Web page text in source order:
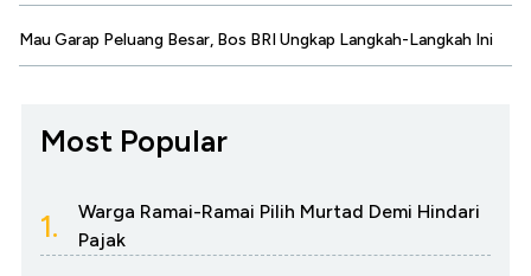
Mau Garap Peluang Besar, Bos BRI Ungkap Langkah-Langkah Ini
Most Popular
1.
Warga Ramai-Ramai Pilih Murtad Demi Hindari
Pajak